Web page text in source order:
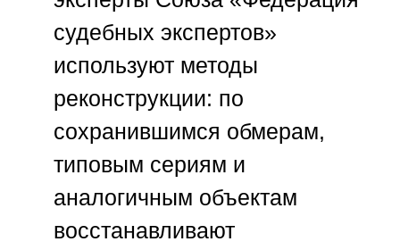
судебных экспертов»
используют методы
реконструкции: по
сохранившимся обмерам,
типовым сериям и
аналогичным объектам
восстанавливают